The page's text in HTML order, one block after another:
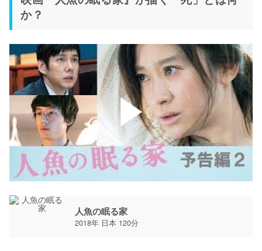
か？
人魚の眠る家
2018年 日本 120分